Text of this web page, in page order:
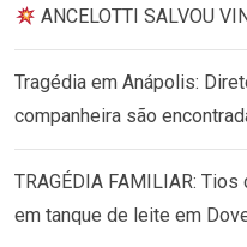
ANCELOTTI SALVOU
Tragédia em Anápolis:
companheira são
TRAGÉDIA FAMILIAR:
em tanque de leite em